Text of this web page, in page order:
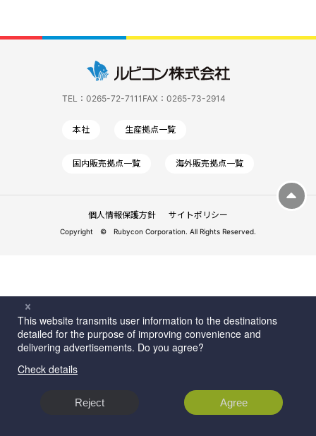
TEL：0265-72-7111 FAX：0265-73-2914
本社 生産拠点一覧
国内販売拠点一覧 海外販売拠点一覧
個人情報保護方針 サイトポリシー
Copyright © Rubycon Corporation. All Rights Reserved.